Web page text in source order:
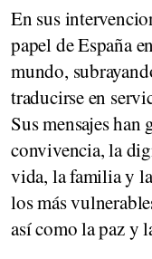
En sus
papel de España
mundo,
traducirse en
Sus mensajes
convivencia, la
vida, la familia y
los más
así como la paz y